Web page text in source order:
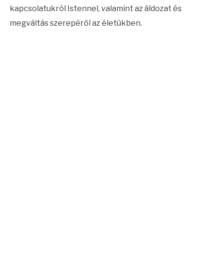
kapcsolatukról Istennel, valamint az áldozat és
megváltás szerepéről az életükben.